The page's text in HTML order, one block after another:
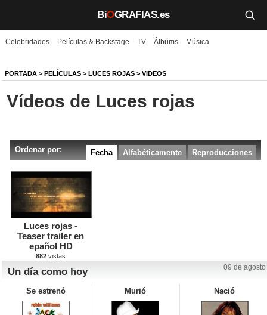
BiOGRAFIAS.es
Biografías
Películas
TV
Un día como hoy
Videos
Galerías
Noticias
Celebridades Películas & Backstage TV Álbums Música
PORTADA > PELÍCULAS > LUCES ROJAS > VIDEOS
Vídeos de Luces rojas
Ordenar por: Reproducciones
Alfabéticamente
Fecha
Luces rojas -
Teaser trailer en
epañol HD
882 vistas
Un día como hoy 09 de agosto
Se estrenó Murió Nació